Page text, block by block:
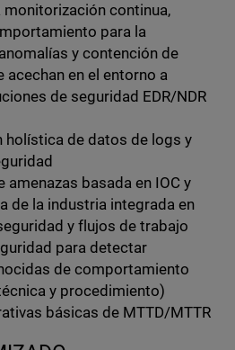
continua,
para la
y contención de
acechan en el entorno a
de seguridad EDR/NDR
holística de datos de logs y
amenazas basada en IOC y
de la industria integrada en
y flujos de trabajo
para detectar
de comportamiento
y procedimiento)
básicas de MTTD/MTTR